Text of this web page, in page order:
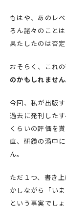
もはや、あのレ
ろん諸々のこと
果たしたのは否
おそらく、これの
のかもしれません
今回、私が出版
過去に発刊した
くらいの評価を
直、研鑽の渦中
ん。
ただ１つ、書き
かしながら「い
という事実でしょ